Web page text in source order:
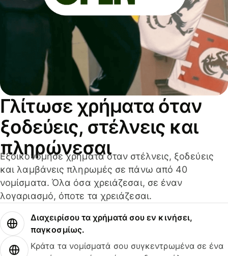
Γλίτωσε χρήματα όταν
ξοδεύεις, στέλνεις και
πληρώνεσαι
Εξοικονόμησε χρήματα όταν στέλνεις, ξοδεύεις
και λαμβάνεις πληρωμές σε πάνω από 40
νομίσματα. Όλα όσα χρειάζεσαι, σε έναν
λογαριασμό, όποτε τα χρειάζεσαι.
Διαχειρίσου τα χρήματά σου εν κινήσει,
παγκοσμίως.
Κράτα τα νομίσματά σου συγκεντρωμένα σε ένα